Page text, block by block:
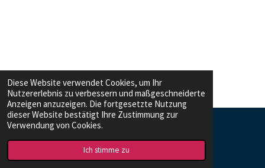
Diese Website verwendet Cookies, um Ihr
Nutzererlebnis zu verbessern und maßgeschneiderte
Anzeigen anzuzeigen. Die fortgesetzte Nutzung
dieser Website bestätigt Ihre Zustimmung zur
Verwendung von Cookies.
Ich stimme zu
© 2026 Allgemeinmedizin Homburg